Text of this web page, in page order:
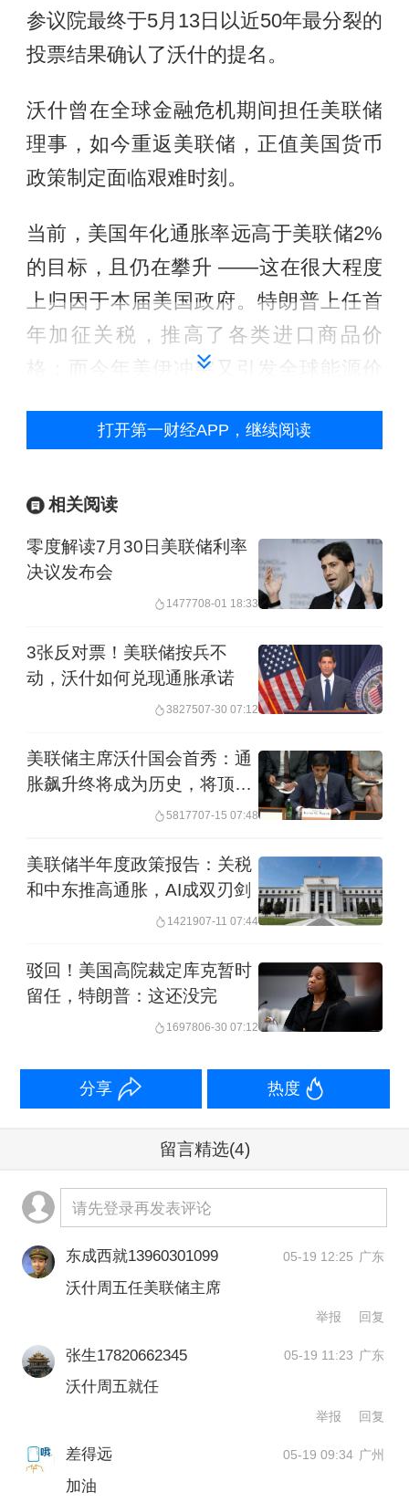
参议院最终于5月13日以近50年最分裂的
投票结果确认了沃什的提名。
沃什曾在全球金融危机期间担任美联储
理事，如今重返美联储，正值美国货币
政策制定面临艰难时刻。
当前，美国年化通胀率远高于美联储2%
的目标，且仍在攀升 ——这在很大程度
上归因于本届美国政府。特朗普上任首
年加征关税，推高了各类进口商品价
格；而今年美伊冲突又引发全球能源价
动越来越多商品与服务价格上涨。
第一财经记者汇总发现，多位美联储官
上涨，并非持续通胀，因此可暂不关
注，原本有望在今年初暂停后重启降息
但随着美伊冲突引发的能源价格冲击引
发连锁反应，令通胀担忧加剧。上周出
炉的通胀数据持续超预期，引发债市动
荡。投资者重新调整仓位，认为通胀将
“粘性”不退，美联储或因此加息，最早可
能12月启动。
债市已向美联储发出警示：伊朗地缘冲
须正视局势、拿出应对态度。全球投资
者纷纷抛售各大主要经济体债券，规模
大幅上行。货币政策高度敏感的2年期美
债收益率突破4%，站上美联储政策利率
区间上沿。债券价格下跌带动收益率走
险补偿。
沃什如今必须领导的美联储政策制定者
中，越来越多官员对此感到忧虑，他需
程安排，沃什的首次利率会议将于6月中
旬召开，届时他可能面临日益壮大的鹰
确转向，防范通胀。
打开第一财经APP，继续阅读
相关阅读
零度解读7月30日美联储利率
决议发布会
1477708-01 18:33
3张反对票！美联储按兵不
动，沃什如何兑现通胀承诺
3827507-30 07:12
美联储主席沃什国会首秀：通
胀飙升终将成为历史，将顶住
5817707-15 07:48
美联储半年度政策报告：关税
和中东推高通胀，AI成双刃剑
1421907-11 07:44
驳回！美国高院裁定库克暂时
留任，特朗普：这还没完
1697806-30 07:12
分享 热度
留言精选(4)
请先登录再发表评论
东成西就13960301099 05-19 12:25 广东
沃什周五任美联储主席
举报 回复
张生17820662345 05-19 11:23 广东
沃什周五就任
举报 回复
差得远 05-19 09:34 广州
加油